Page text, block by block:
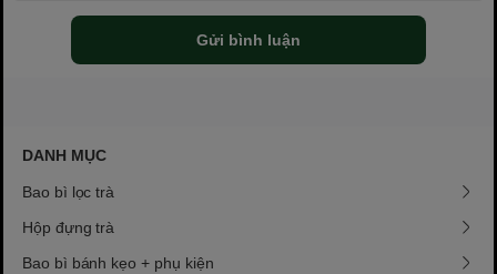
Gửi bình luận
DANH MỤC
Bao bì lọc trà
Hộp đựng trà
Bao bì bánh kẹo + phụ kiện